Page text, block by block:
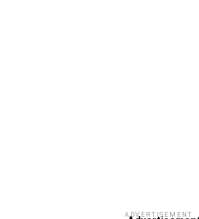
ADVERTISEMENT